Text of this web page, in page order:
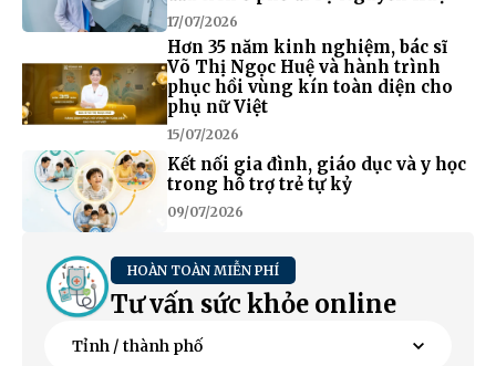
17/07/2026
Hơn 35 năm kinh nghiệm, bác sĩ
Võ Thị Ngọc Huệ và hành trình
phục hồi vùng kín toàn diện cho
phụ nữ Việt
15/07/2026
Kết nối gia đình, giáo dục và y học
trong hỗ trợ trẻ tự kỷ
09/07/2026
HOÀN TOÀN MIỄN PHÍ
Tư vấn sức khỏe online